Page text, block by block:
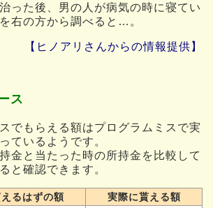
った後、男の人が病気の時に寝てい
右の方から調べると…。
【ヒノアリさんからの情報提供】
ス
でもらえる額はプログラムミスで実
ているようです。
金と当たった時の所持金を比較して
と確認できます。
るはずの額
実際に貰える額